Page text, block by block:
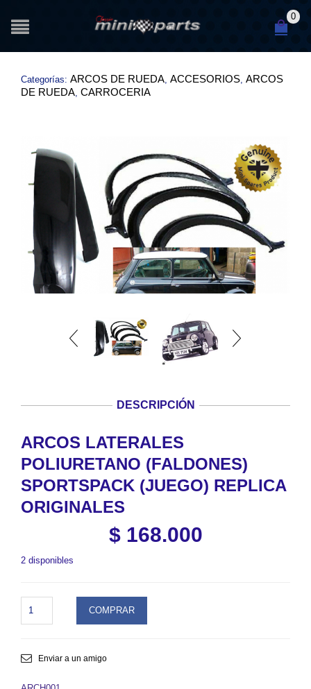
0
Categorías: ARCOS DE RUEDA ACCESORIOS ARCOS
DE RUEDA CARROCERIA
DESCRIPCIÓN
ARCOS LATERALES
POLIURETANO (FALDONES)
SPORTSPACK (JUEGO) REPLICA
ORIGINALES
$168.000
2 disponibles
LATERALES
SPORTSPACK
REPLICA
COMPRAR
Enviar a un amigo